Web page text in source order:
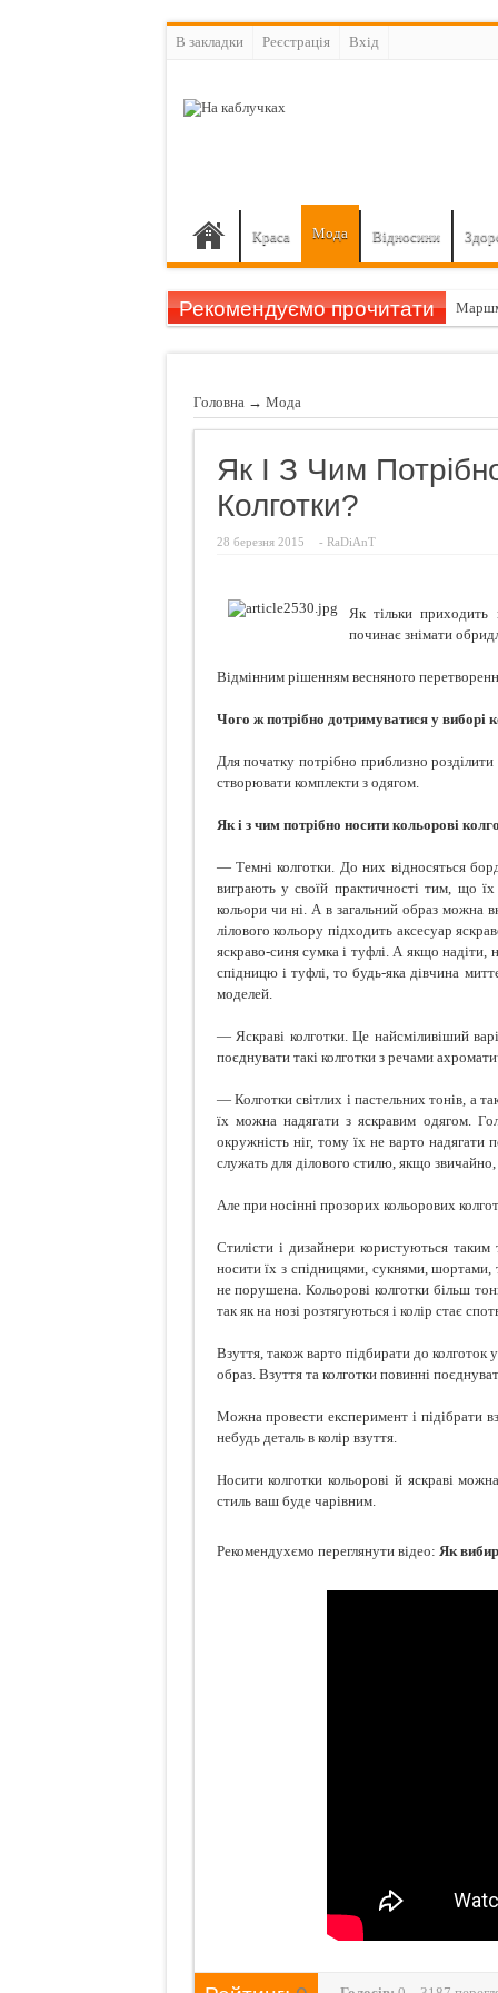
В закладки Реєстрація Вхiд
Краса Мода Відносини
Рекомендуємо прочитати
Головна → Мода
Як І З Чим
Колготки?
28 березня 2015 - RaDiAnT
Як тільки приходить
починає знімати
Відмінним рішенням весняного
Чого ж потрібно дотримуватися у виборі
Для початку потрібно приблизно
створювати комплекти з одягом.
Як і з чим потрібно носити кольорові
— Темні колготки. До них відносяться
виграють у своїй практичності тим, що
кольори чи ні. А в загальний образ можна
лілового кольору підходить аксесуар
яскраво-синя сумка і туфлі. А якщо надіти,
спідницю і туфлі, то будь-яка дівчина
моделей.
— Яскраві колготки. Це найсміливіший
поєднувати такі колготки з речами
— Колготки світлих і пастельних тонів, а
їх можна надягати з яскравим одягом.
окружність ніг, тому їх не варто надягати
служать для ділового стилю, якщо
Але при носінні прозорих кольорових
Стилісти і дизайнери користуються
носити їх з спідницями, сукнями, шортами,
не порушена. Кольорові колготки більш
так як на нозі розтягуються і колір стає
Взуття, також варто підбирати до колготок
образ. Взуття та колготки повинні
Можна провести експеримент і підібрати
небудь деталь в колір взуття.
Носити колготки кольорові й яскраві
стиль ваш буде чарівним.
Рекомендухємо переглянути відео: Як